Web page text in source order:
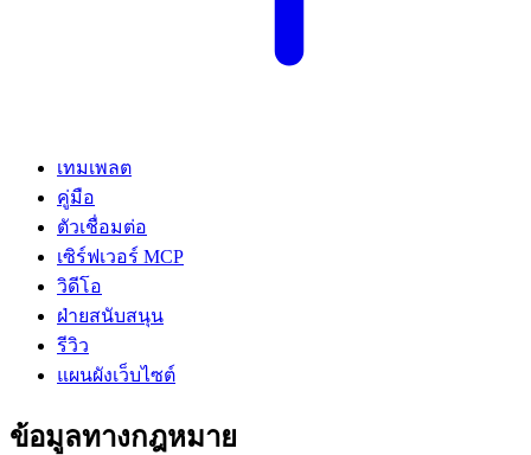
เทมเพลต
คู่มือ
ตัวเชื่อมต่อ
เซิร์ฟเวอร์ MCP
วิดีโอ
ฝ่ายสนับสนุน
รีวิว
แผนผังเว็บไซต์
ข้อมูลทางกฎหมาย